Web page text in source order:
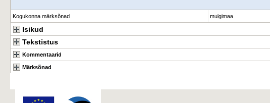
Kogukonna märksõnad mulgimaa
Isikud
Tekstistus
Kommentaarid
Märksõnad